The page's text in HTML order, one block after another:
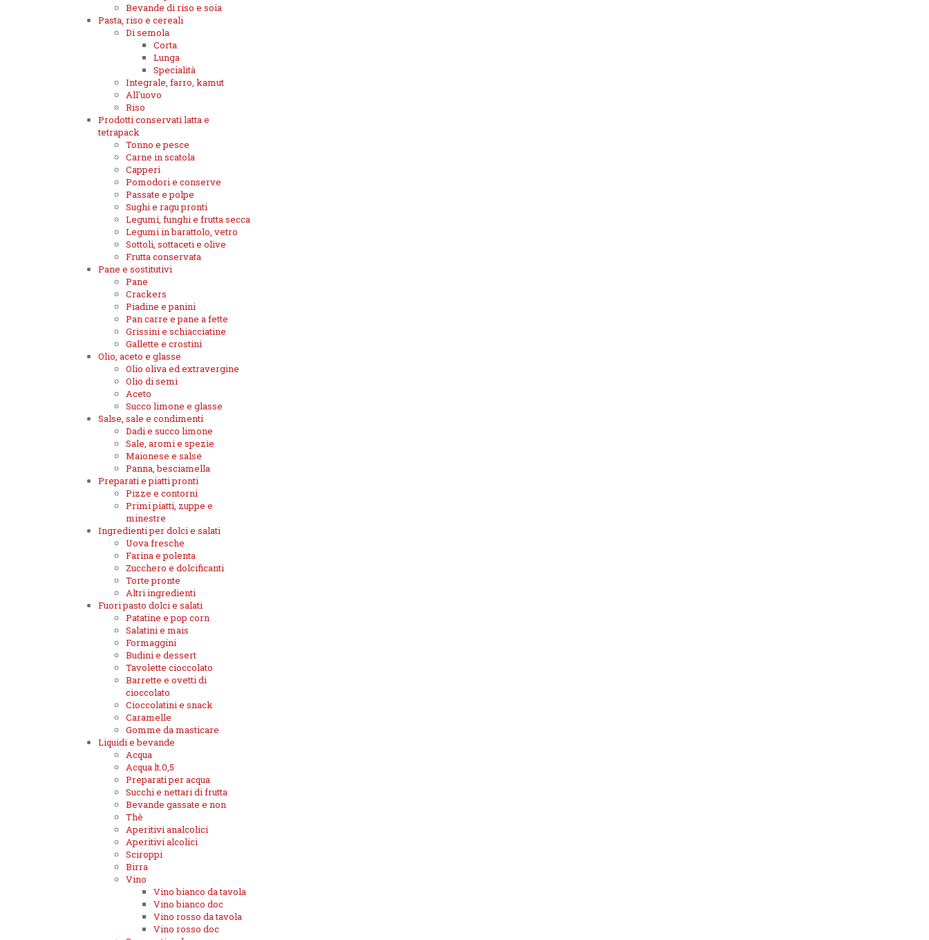
Bevande di riso e soia
Pasta, riso e cereali
Di semola
Corta
Lunga
Specialità
Integrale, farro, kamut
All'uovo
Riso
Prodotti conservati latta e
tetrapack
Tonno e pesce
Carne in scatola
Capperi
Pomodori e conserve
Passate e polpe
Sughi e ragu pronti
Legumi, funghi e frutta secca
Legumi in barattolo, vetro
Sottoli, sottaceti e olive
Frutta conservata
Pane e sostitutivi
Pane
Crackers
Piadine e panini
Pan carre e pane a fette
Grissini e schiacciatine
Gallette e crostini
Olio, aceto e glasse
Olio oliva ed extravergine
Olio di semi
Aceto
Succo limone e glasse
Salse, sale e condimenti
Dadi e succo limone
Sale, aromi e spezie
Maionese e salse
Panna, besciamella
Preparati e piatti pronti
Pizze e contorni
Primi piatti, zuppe e
minestre
Ingredienti per dolci e salati
Uova fresche
Farina e polenta
Zucchero e dolcificanti
Torte pronte
Altri ingredienti
Fuori pasto dolci e salati
Patatine e pop corn
Salatini e mais
Formaggini
Budini e dessert
Tavolette cioccolato
Barrette e ovetti di
cioccolato
Cioccolatini e snack
Caramelle
Gomme da masticare
Liquidi e bevande
Acqua
Acqua lt.0,5
Preparati per acqua
Succhi e nettari di frutta
Bevande gassate e non
Thè
Aperitivi analcolici
Aperitivi alcolici
Sciroppi
Birra
Vino
Vino bianco da tavola
Vino bianco doc
Vino rosso da tavola
Vino rosso doc